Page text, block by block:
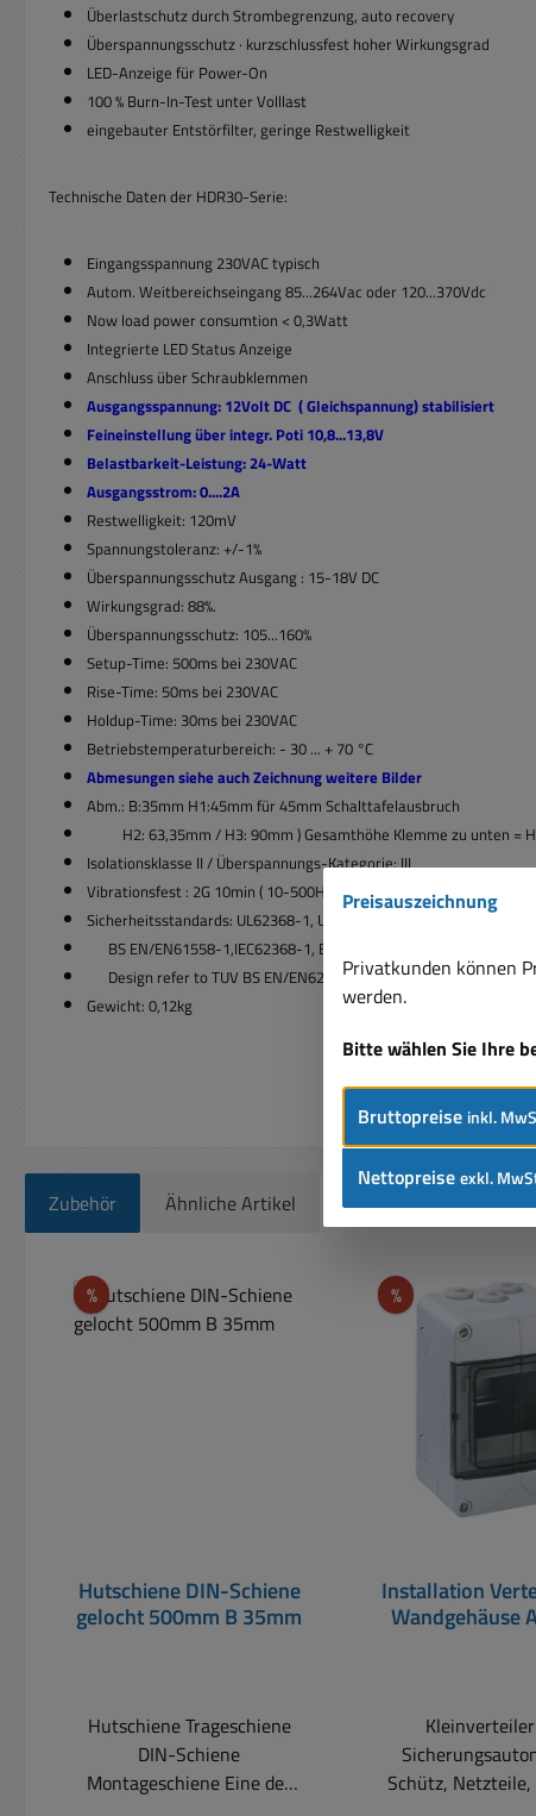
Überlastschutz durch Strombegrenzung, auto recovery
Überspannungsschutz · kurzschlussfest hoher Wirkungsgrad
LED-Anzeige für Power-On
100 % Burn-In-Test unter Volllast
eingebauter Entstörfilter, geringe Restwelligkeit
Technische Daten der HDR30-Serie:
Eingangsspannung 230VAC typisch
Autom. Weitbereichseingang 85...264Vac oder 120...370Vdc
Now load power consumtion < 0,3Watt
Integrierte LED Status Anzeige
Anschluss über Schraubklemmen
Ausgangsspannung: 12Volt DC ( Gleichspannung) stabilisiert
Feineinstellung über integr. Poti 10,8...13,8V
Belastbarkeit-Leistung: 24-Watt
Ausgangsstrom: 0....2A
Restwelligkeit: 120mV
Spannungstoleranz: +/-1%
Überspannungsschutz Ausgang : 15-18V DC
Wirkungsgrad: 88%.
Überspannungsschutz: 105...160%
Setup-Time: 500ms bei 230VAC
Rise-Time: 50ms bei 230VAC
Holdup-Time: 30ms bei 230VAC
Betriebstemperaturbereich: - 30 ... + 70 °C
Abmesungen siehe auch Zeichnung weitere Bilder
Abm.: B:35mm H1:45mm für 45mm Schalttafelausbruch
H2: 63,35mm / H3: 90mm ) Gesamthöhe Klemme zu unten =
Isolationsklasse II / Überspannungs-Kategorie: III
Vibrationsfest : 2G 10min ( 10-500Hz )
Sicherheitsstandards: UL62368-1, UL508, TUV BS EN/EN61558-2-16,
BS EN/EN61558-1,IEC62368-1, EAC TP TC 004, BSMI CNS14336-
Design refer to TUV BS EN/EN62368-
Gewicht: 0,12kg
Zubehör Ähnliche Artikel
Produktgalerie überspringen
%Rabatt
Hutschiene DIN-Schiene
gelocht 500mm B 35mm
Hutschiene Trageschiene
DIN-Schiene
Montageschiene Eine der
%Rabatt
Installation
Wandgehäuse
Schütz,
Preisauszeichnung
Privatkunden können
werden.
Bitte wählen Sie Ihre
Bruttopreise inkl.
Nettopreiseexkl.